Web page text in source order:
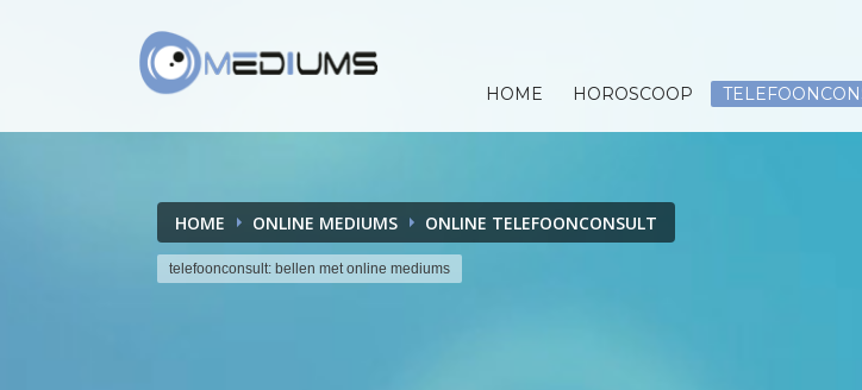
HOME HOROSCOOP
HOME ONLINE MEDIUMS ONLINE TELEFOONCONSULT
telefoonconsult: bellen met online mediums